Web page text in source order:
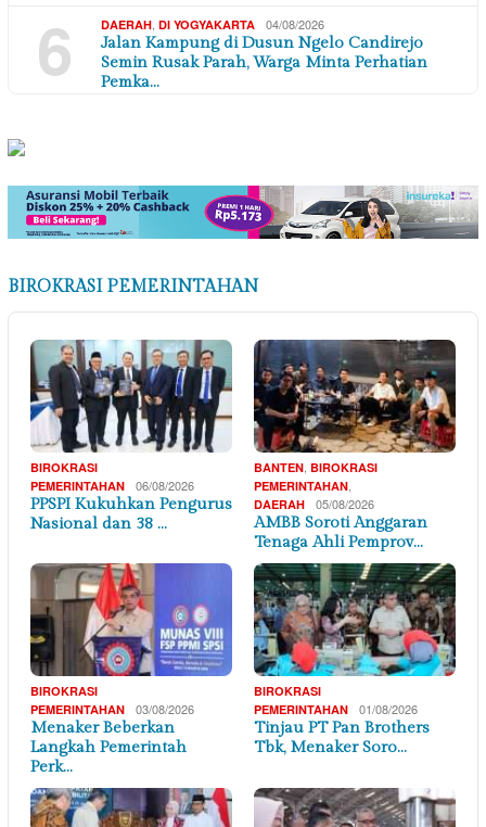
6 DAERAH DI YOGYAKARTA 04/08/2026
Jalan Kampung di Dusun Ngelo Candirejo
Semin Rusak Parah, Warga Minta Perhatian
Pemka…
BIROKRASI PEMERINTAHAN
BIROKRASI
PEMERINTAHAN
06/08/2026
PPSPI Kukuhkan Pengurus
Nasional dan 38 …
BANTEN, BIROKRASI
PEMERINTAHAN,
DAERAH 05/08/2026
AMBB Soroti Anggaran
Tenaga Ahli Pemprov…
BIROKRASI
PEMERINTAHAN
03/08/2026
Menaker Beberkan
Langkah Pemerintah
Perk…
BIROKRASI
PEMERINTAHAN
01/08/2026
Tinjau PT Pan Brothers
Tbk, Menaker Soro…